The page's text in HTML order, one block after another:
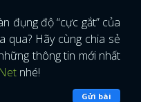
đụng độ “cực gắt” của
qua? Hãy cùng chia sẻ
thông tin mới nhất
nhé!
Gửi bài